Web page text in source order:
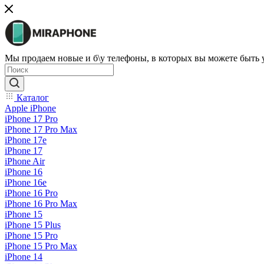
Мы продаем новые и б\у телефоны, в которых вы можете быть
Каталог
Apple iPhone
iPhone 17 Pro
iPhone 17 Pro Max
iPhone 17e
iPhone 17
iPhone Air
iPhone 16
iPhone 16e
iPhone 16 Pro
iPhone 16 Pro Max
iPhone 15
iPhone 15 Plus
iPhone 15 Pro
iPhone 15 Pro Max
iPhone 14